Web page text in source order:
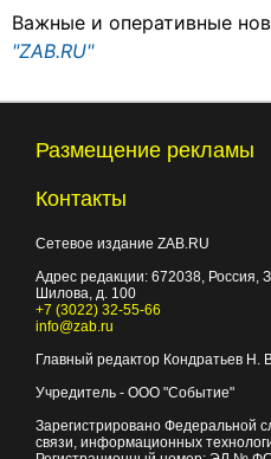
Важные и оперативные
"ZAB.RU"
Размещение рекламы
Контакты
Сетевое издание ZAB.RU
Адрес редакции: 672038, Россия,
Шилова, д. 100
+7 (3022) 32-55-66
info@zab.ru
Главный редактор Кондратьев Н.
Учредитель - ООО "Событие"
Зарегистрировано Федеральной
связи, информационных